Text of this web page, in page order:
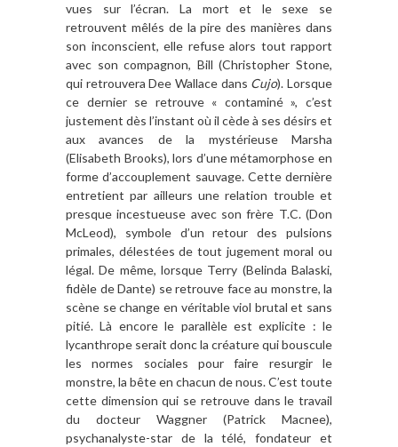
vues sur l’écran. La mort
et le sexe se
retrouvent mêlés de la pire des manières dans
son inconscient, elle refuse alors tout rapport
avec son compagnon, Bill (Christopher Stone,
qui retrouvera Dee Wallace dans Cujo). Lorsque
ce dernier se retrouve « contaminé », c’est
justement dès l’instant où il cède à ses désirs et
aux avances de la mystérieuse Marsha
(Elisabeth Brooks), lors d’une métamorphose en
forme d’accouplement sauvage. Cette dernière
entretient par ailleurs une relation trouble et
presque incestueuse avec son frère T.C. (Don
McLeod), symbole d’un retour des pulsions
primales, délestées de tout jugement moral ou
légal. De même, lorsque Terry (Belinda Balaski,
fidèle de Dante) se retrouve face au monstre, la
scène se change en véritable viol brutal et sans
pitié. Là encore le parallèle est explicite : le
lycanthrope serait donc la créature qui bouscule
les normes sociales pour faire resurgir le
monstre, la bête en chacun de nous. C’est toute
cette dimension qui se retrouve dans le travail
du docteur Waggner (Patrick Macnee),
psychanalyste-star de la télé, fondateur et